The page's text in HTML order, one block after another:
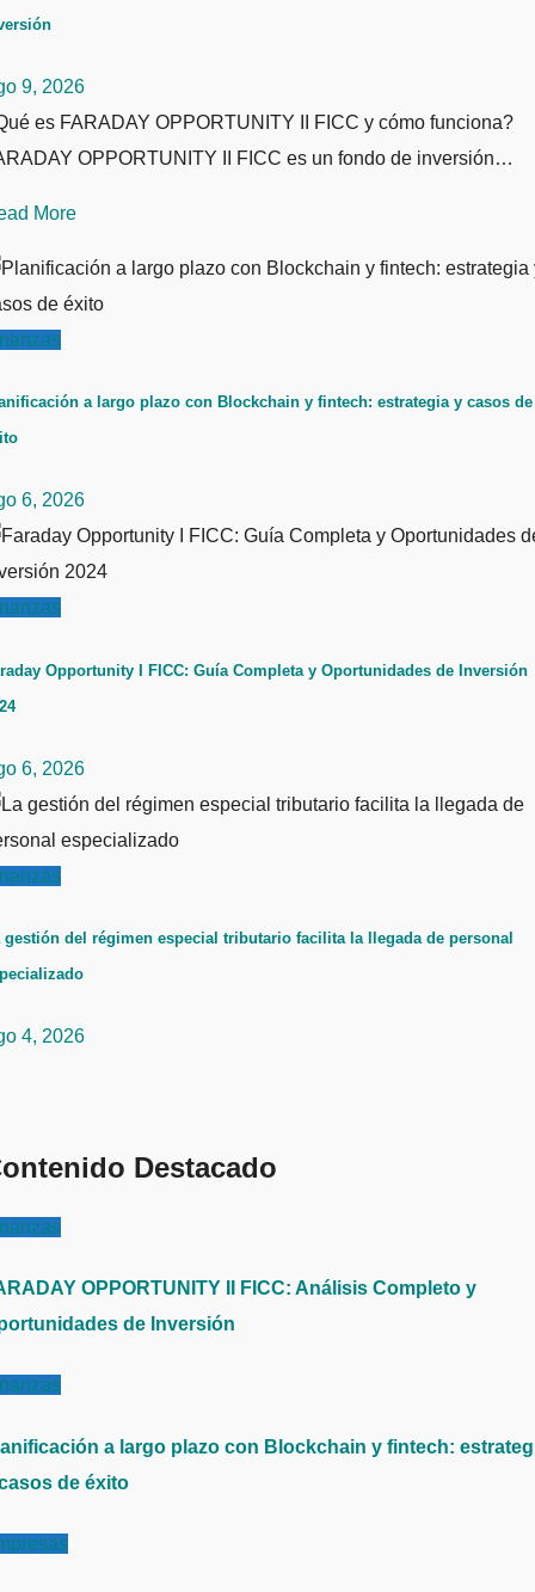
9, 2026
es FARADAY OPPORTUNITY II FICC y cómo funciona?
OPPORTUNITY II FICC es un fondo de inversión…
More
a largo plazo con Blockchain y fintech: estrategia y casos de
6, 2026
Opportunity I FICC: Guía Completa y Oportunidades de Inversión
6, 2026
gestión del régimen especial tributario facilita la llegada de personal
4, 2026
Destacado
OPPORTUNITY II FICC: Análisis Completo y
de Inversión
a largo plazo con Blockchain y fintech:
de éxito